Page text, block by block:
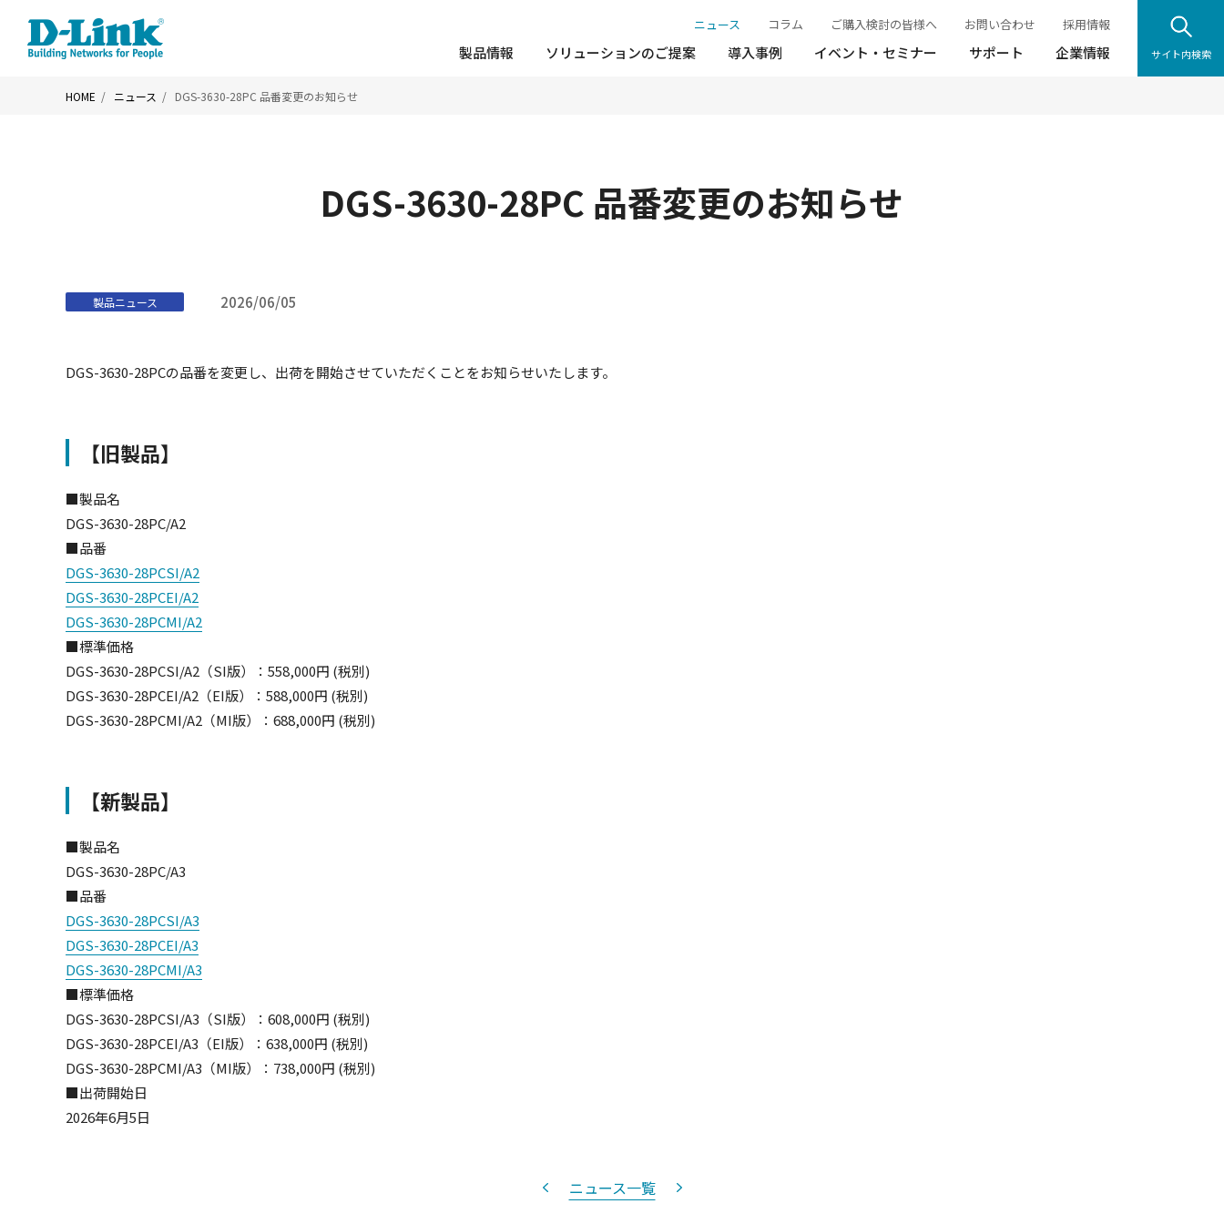
ニュース コラム ご購入検討の皆様へ お問い合わせ 採用情報
製品情報 ソリューションのご提案 導入事例 イベント・セミナー サポート 企業情報 サイト内検索
HOME ニュース DGS-3630-28PC 品番変更のお知らせ
DGS-3630-28PC 品番変更のお知らせ
製品ニュース 2026/06/05
DGS-3630-28PCの品番を変更し、出荷を開始させていただくことをお知らせいたします。
【旧製品】
■製品名
DGS-3630-28PC/A2
■品番
DGS-3630-28PCSI/A2
DGS-3630-28PCEI/A2
DGS-3630-28PCMI/A2
■標準価格
DGS-3630-28PCSI/A2（SI版）：558,000円 (税別)
DGS-3630-28PCEI/A2（EI版）：588,000円 (税別)
DGS-3630-28PCMI/A2（MI版）：688,000円 (税別)
【新製品】
■製品名
DGS-3630-28PC/A3
■品番
DGS-3630-28PCSI/A3
DGS-3630-28PCEI/A3
DGS-3630-28PCMI/A3
■標準価格
DGS-3630-28PCSI/A3（SI版）：608,000円 (税別)
DGS-3630-28PCEI/A3（EI版）：638,000円 (税別)
DGS-3630-28PCMI/A3（MI版）：738,000円 (税別)
■出荷開始日
2026年6月5日
ニュース一覧